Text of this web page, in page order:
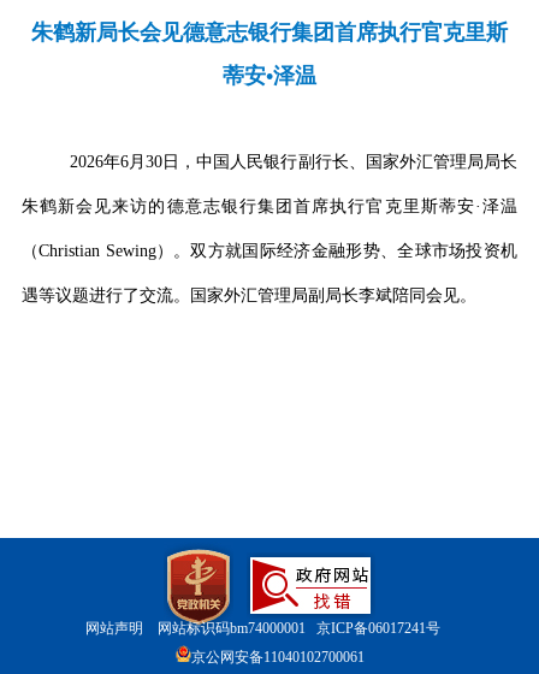
朱鹤新局长会见德意志银行集团首席执行官克里斯
蒂安•泽温
2026年6 月30 日，中国人民银行副行长、国家外汇管理局局长
朱鹤新会见来访的德意志银行集团首席执行官克里斯蒂安· 泽温
（Christian Sewing） 。双方就国际经济金融形势、全球市场投资机
遇等议题进行了交流。国家外汇管理局副局长李斌陪同会见。
网站声明 网站标识码bm74000001 京ICP备06017241号
京公网安备11040102700061